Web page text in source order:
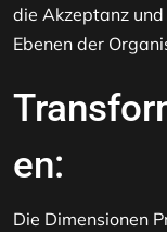
die Akzeptanz
Ebenen der
en:
Die Dimensionen